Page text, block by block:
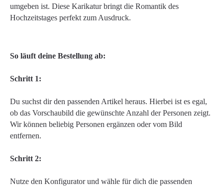
umgeben ist. Diese Karikatur bringt die Romantik des
Hochzeitstages perfekt zum Ausdruck.
So läuft deine Bestellung ab:
Schritt 1:
Du suchst dir den passenden Artikel heraus. Hierbei ist es egal,
ob das Vorschaubild die gewünschte Anzahl der Personen zeigt.
Wir können beliebig Personen ergänzen oder vom Bild
entfernen.
Schritt 2:
Nutze den Konfigurator und wähle für dich die passenden